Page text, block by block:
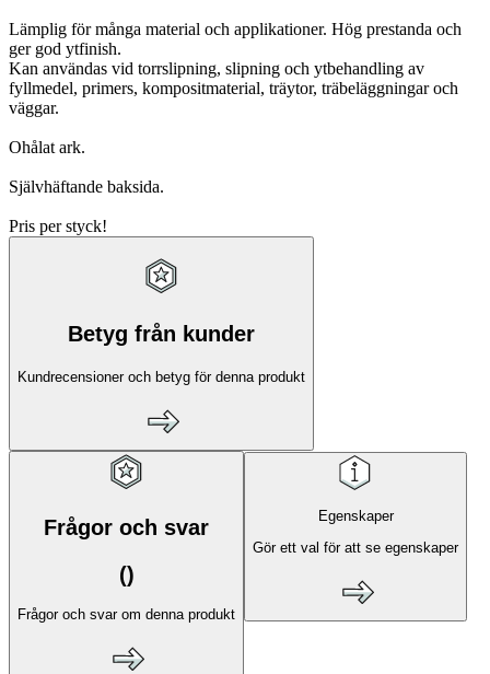
Lämplig för många material och applikationer. Hög prestanda och
ger god ytfinish.
Kan användas vid torrslipning, slipning och ytbehandling av
fyllmedel, primers, kompositmaterial, träytor, träbeläggningar och
väggar.
Ohålat ark.
Självhäftande baksida.
Pris per styck!
Betyg från kunder
Kundrecensioner och betyg för denna produkt
Frågor och svar
()
Frågor och svar om denna produkt
Egenskaper
Gör ett val för att se egenskaper